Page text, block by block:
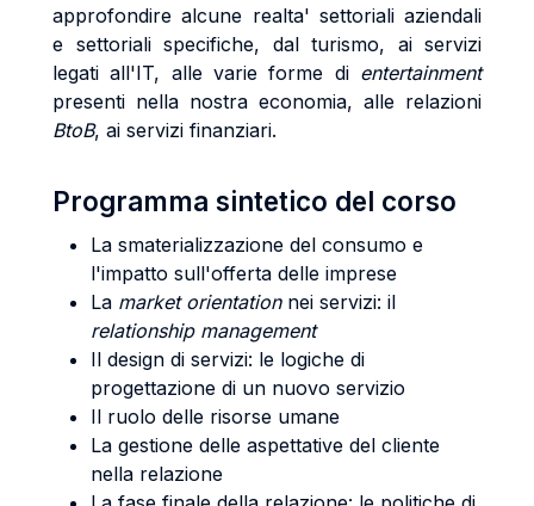
approfondire alcune realta' settoriali aziendali
e settoriali specifiche, dal turismo, ai servizi
legati all'IT, alle varie forme di entertainment
presenti nella nostra economia, alle relazioni
BtoB, ai servizi finanziari.
Programma sintetico del corso
La smaterializzazione del consumo e
l'impatto sull'offerta delle imprese
La market orientationnei servizi: il
relationship management
Il design di servizi: le logiche di
progettazione di un nuovo servizio
Il ruolo delle risorse umane
La gestione delle aspettative del cliente
nella relazione